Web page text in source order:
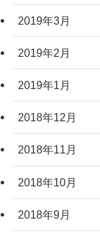
2019年3月
2019年2月
2019年1月
2018年12月
2018年11月
2018年10月
2018年9月